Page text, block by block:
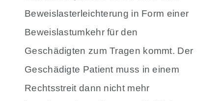
Beweislasterleichterung in Form einer
Beweislastumkehr für den
Geschädigten zum Tragen kommt. Der
Geschädigte Patient muss in einem
Rechtsstreit dann nicht mehr